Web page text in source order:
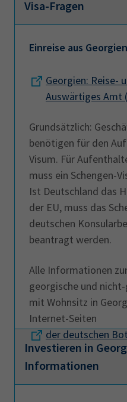
Visa-Fragen
Einreise aus
Georgien: Reise-
Auswärtiges Amt
Grundsätzlich:
benötigen für den
Visum. Für
muss ein Schengen-
Ist Deutschland das
der EU, muss das
deutschen
beantragt werden.
Alle Informationen
georgische und
mit Wohnsitz in
Internet-Seiten
der deutschen
Investieren in Georgien:
Informationen